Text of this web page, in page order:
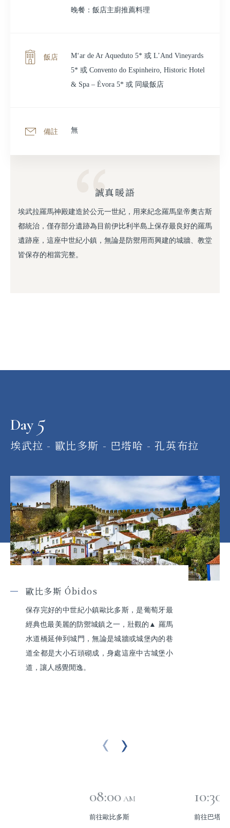
晚餐：飯店主廚推薦料理
飯店
M‘ar de Ar Aqueduto 5* 或 L’And Vineyards
5* 或 Convento do Espinheiro, Historic Hotel
& Spa – Évora 5* 或 同級飯店
備註 無
誠真暖語
埃武拉羅馬神殿建造於公元一世紀，用來紀念羅馬皇帝奧古斯
都統治，僅存部分遺跡為目前伊比利半島上保存最良好的羅馬
遺跡座，這座中世紀小鎮，無論是防禦用而興建的城牆、教堂
皆保存的相當完整。
Day 5
埃武拉 - 歐比多斯 - 巴塔哈 - 孔英布拉
歐比多斯 Óbidos
保存完好的中世紀小鎮歐比多斯，是葡萄牙最
經典也最美麗的防禦城鎮之一，壯觀的▲ 羅馬
水道橋延伸到城門，無論是城牆或城堡內的巷
道全都是大小石頭砌成，身處這座中古城堡小
道，讓人感覺閒逸。
08:00 AM
前往歐比多斯
10:30
前往巴塔拉